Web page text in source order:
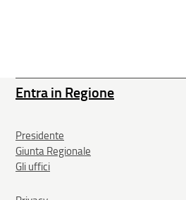
Entra in Regione
Presidente
Giunta Regionale
Gli uffici